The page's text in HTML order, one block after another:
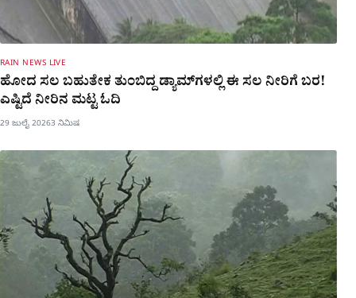
RAIN NEWS LIVE
ಹೋದ ಸಲ ಬಹುತೇಕ ತುಂಬಿದ್ದ ಡ್ಯಾಮ್​ಗಳಲ್ಲಿ ಈ ಸಲ ನೀರಿಗೆ ಬರ!
ಎಷ್ಟಿದೆ ನೀರಿನ ಮಟ್ಟ ಓದಿ
29 ಜುಲೈ 20263 ನಿಮಿಷ